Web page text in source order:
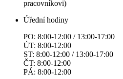
pracovníkovi)
Úřední hodiny
PO: 8:00-12:00 / 13:00-17:00
ÚT: 8:00-12:00
ST: 8:00-12:00 / 13:00-17:00
ČT: 8:00-12:00
PÁ: 8:00-12:00